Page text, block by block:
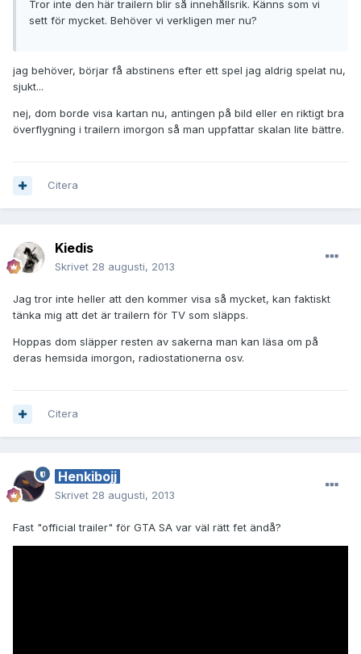
Tror inte den här trailern blir så innehållsrik. Känns som vi
sett för mycket. Behöver vi verkligen mer nu?
jag behöver, börjar få abstinens efter ett spel jag aldrig spelat nu,
sjukt...
nej, dom borde visa kartan nu, antingen på bild eller en riktigt bra
överflygning i trailern imorgon så man uppfattar skalan lite bättre.
Citera
Kiedis
Skrivet 28 augusti, 2013
Jag tror inte heller att den kommer visa så mycket, kan faktiskt
tänka mig att det är trailern för TV som släpps.
Hoppas dom släpper resten av sakerna man kan läsa om på
deras hemsida imorgon, radiostationerna osv.
Citera
Henkibojj
Skrivet 28 augusti, 2013
Fast "official trailer" för GTA SA var väl rätt fet ändå?